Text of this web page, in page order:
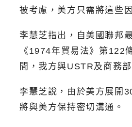
被考慮，美方只需將這些
李慧芝指出，自美國聯邦
《1974年貿易法》第122
間，我方與USTR及商務
李慧芝說，由於美方展開
將與美方保持密切溝通。